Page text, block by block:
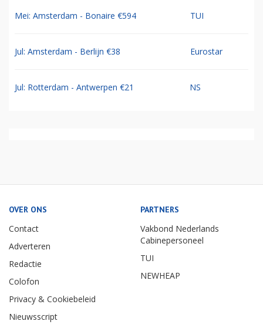
Mei: Amsterdam - Bonaire €594 TUI
Jul: Amsterdam - Berlijn €38 Eurostar
Jul: Rotterdam - Antwerpen €21 NS
OVER ONS
Contact
Adverteren
Redactie
Colofon
Privacy & Cookiebeleid
Nieuwsscript
PARTNERS
Vakbond Nederlands
Cabinepersoneel
TUI
NEWHEAP